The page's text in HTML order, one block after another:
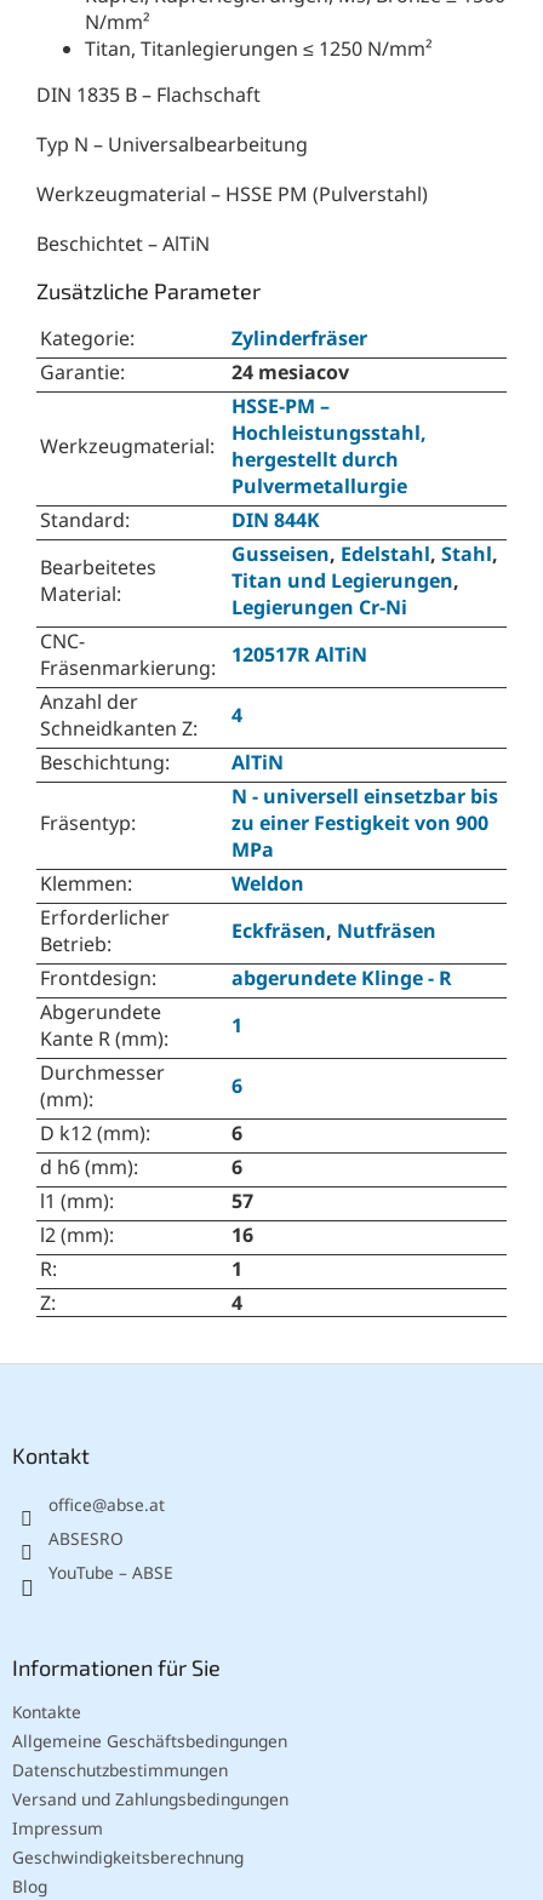
N/mm²
Titan, Titanlegierungen ≤ 1250 N/mm²
DIN 1835 B – Flachschaft
Typ N – Universalbearbeitung
Werkzeugmaterial – HSSE PM (Pulverstahl)
Beschichtet – AlTiN
Zusätzliche Parameter
Kategorie:
Zylinderfräser
Garantie: 24 mesiacov
Werkzeugmaterial:
HSSE-PM –
Hochleistungsstahl,
hergestellt durch
Pulvermetallurgie
Standard:
DIN 844K
Bearbeitetes
Material:
Gusseisen, Edelstahl, Stahl,
Titan und Legierungen,
Legierungen Cr-Ni
CNC-
Fräsenmarkierung:
120517R AlTiN
Anzahl der
Schneidkanten Z:
4
Beschichtung: AlTiN
Fräsentyp:
N - universell einsetzbar bis
zu einer Festigkeit von 900
MPa
Klemmen:
Weldon
Erforderlicher
Betrieb: Eckfräsen, Nutfräsen
Frontdesign:
abgerundete Klinge - R
Abgerundete
Kante R (mm):
1
Durchmesser
(mm):
6
D k12 (mm):
6
d h6 (mm):
6
l1 (mm):
57
l2 (mm):
16
R:
1
Z: 4
Kontakt
office@abse.at
ABSESRO
YouTube – ABSE
Informationen für Sie
Kontakte
Allgemeine Geschäftsbedingungen
Datenschutzbestimmungen
Versand und Zahlungsbedingungen
Impressum
Geschwindigkeitsberechnung
Blog